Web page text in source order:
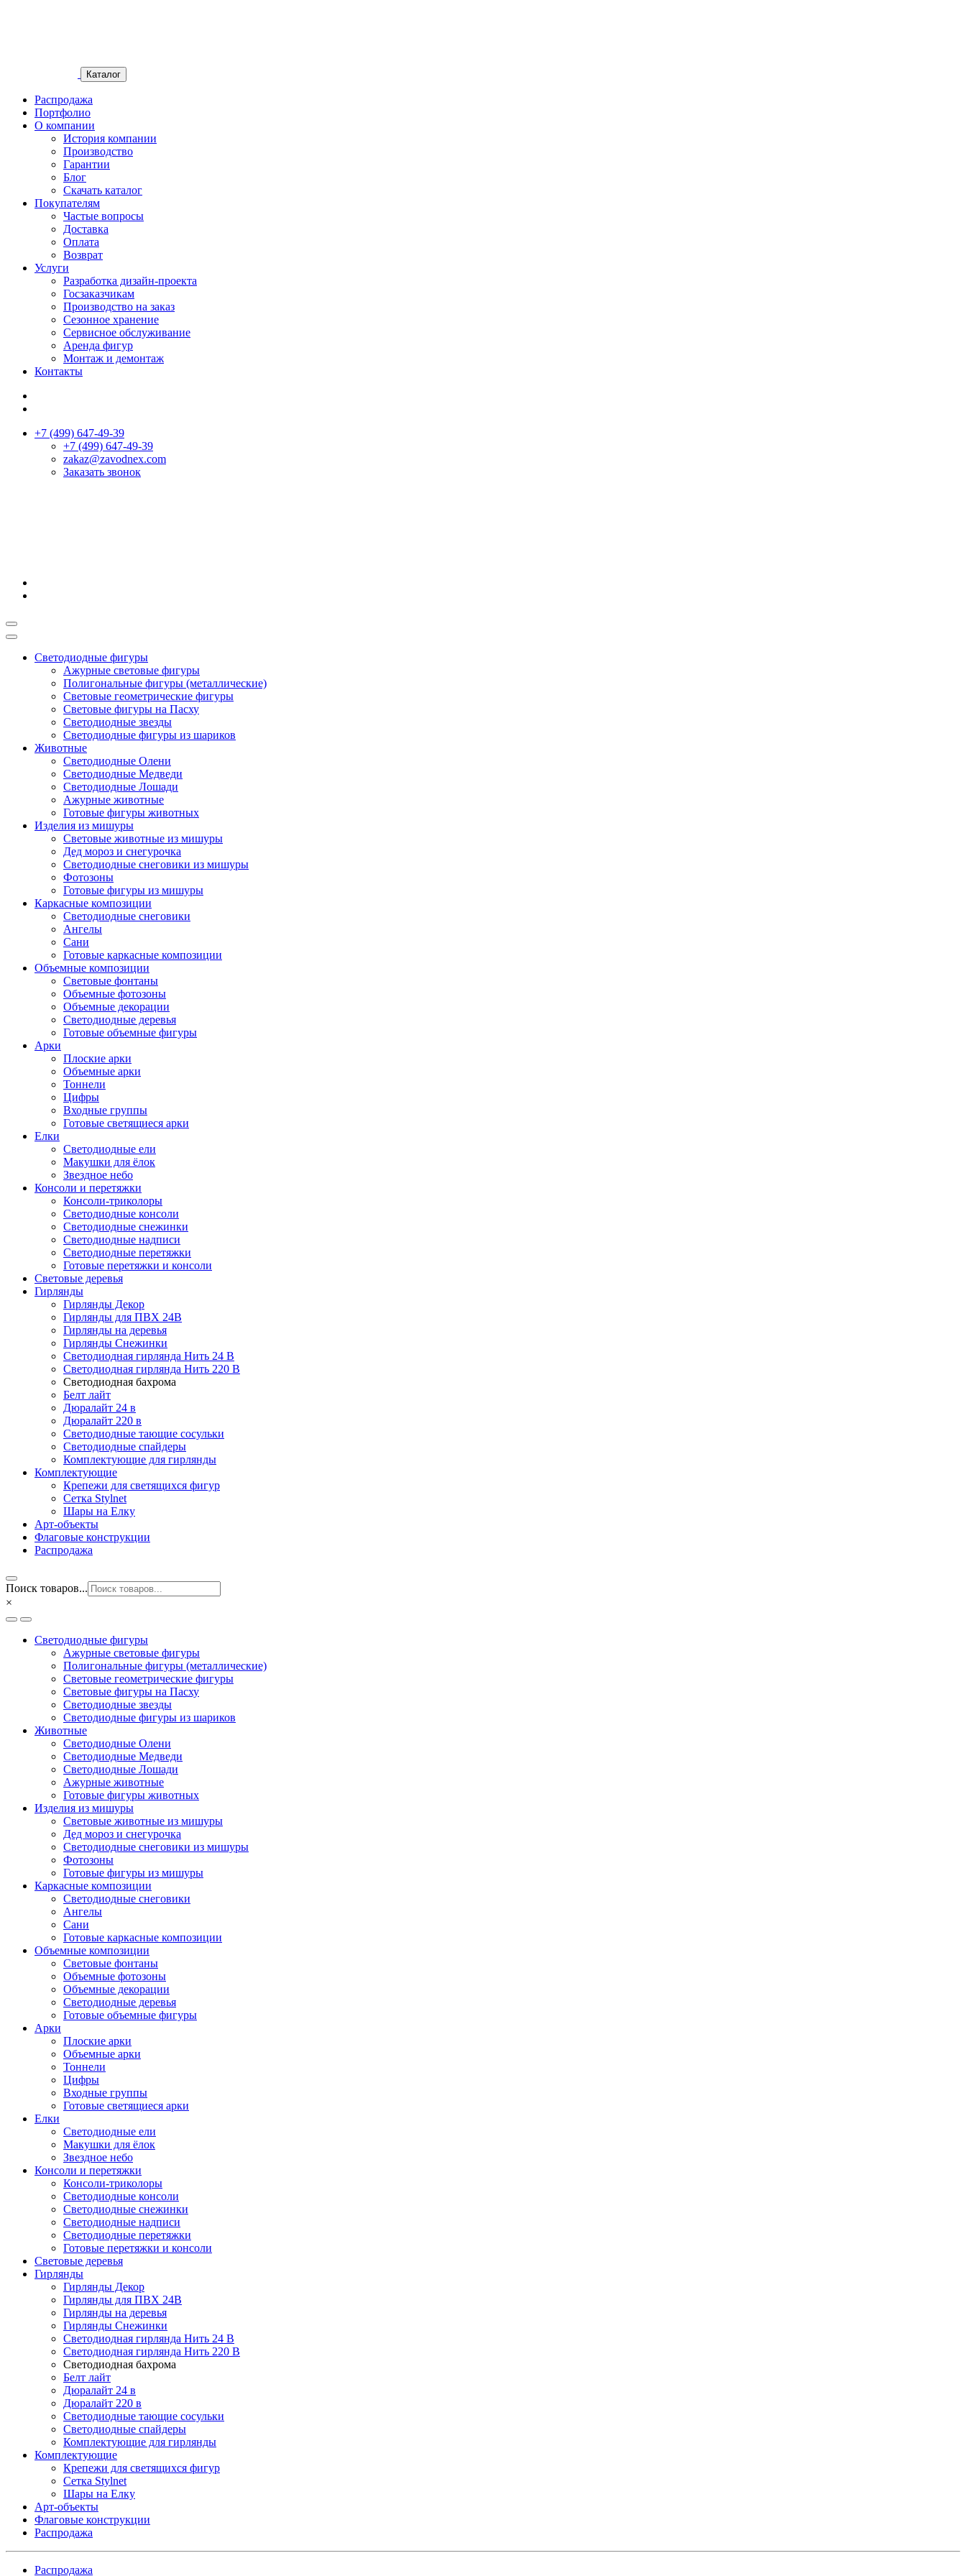
Каталог
Распродажа
Портфолио
О компании
История компании
Производство
Гарантии
Блог
Скачать каталог
Покупателям
Частые вопросы
Доставка
Оплата
Возврат
Услуги
Разработка дизайн-проекта
Госзаказчикам
Производство на заказ
Сезонное хранение
Сервисное обслуживание
Аренда фигур
Монтаж и демонтаж
Контакты
+7 (499) 647-49-39
+7 (499) 647-49-39
zakaz@zavodnex.сom
Заказать звонок
Светодиодные фигуры
Ажурные световые фигуры
Полигональные фигуры (металлические)
Световые геометрические фигуры
Световые фигуры на Пасху
Светодиодные звезды
Светодиодные фигуры из шариков
Животные
Светодиодные Олени
Светодиодные Медведи
Светодиодные Лошади
Ажурные животные
Готовые фигуры животных
Изделия из мишуры
Световые животные из мишуры
Дед мороз и снегурочка
Светодиодные снеговики из мишуры
Фотозоны
Готовые фигуры из мишуры
Каркасные композиции
Светодиодные снеговики
Ангелы
Сани
Готовые каркасные композиции
Объемные композиции
Световые фонтаны
Объемные фотозоны
Объемные декорации
Светодиодные деревья
Готовые объемные фигуры
Арки
Плоские арки
Объемные арки
Тоннели
Цифры
Входные группы
Готовые светящиеся арки
Елки
Светодиодные ели
Макушки для ёлок
Звездное небо
Консоли и перетяжки
Консоли-триколоры
Светодиодные консоли
Светодиодные снежинки
Светодиодные надписи
Светодиодные перетяжки
Готовые перетяжки и консоли
Световые деревья
Гирлянды
Гирлянды Декор
Гирлянды для ПВХ 24В
Гирлянды на деревья
Гирлянды Снежинки
Светодиодная гирлянда Нить 24 В
Светодиодная гирлянда Нить 220 В
Светодиодная бахрома
Белт лайт
Дюралайт 24 в
Дюралайт 220 в
Светодиодные тающие сосульки
Светодиодные спайдеры
Комплектующие для гирлянды
Комплектующие
Крепежи для светящихся фигур
Сетка Stylnet
Шары на Елку
Арт-объекты
Флаговые конструкции
Распродажа
Поиск товаров...
×
Светодиодные фигуры
Ажурные световые фигуры
Полигональные фигуры (металлические)
Световые геометрические фигуры
Световые фигуры на Пасху
Светодиодные звезды
Светодиодные фигуры из шариков
Животные
Светодиодные Олени
Светодиодные Медведи
Светодиодные Лошади
Ажурные животные
Готовые фигуры животных
Изделия из мишуры
Световые животные из мишуры
Дед мороз и снегурочка
Светодиодные снеговики из мишуры
Фотозоны
Готовые фигуры из мишуры
Каркасные композиции
Светодиодные снеговики
Ангелы
Сани
Готовые каркасные композиции
Объемные композиции
Световые фонтаны
Объемные фотозоны
Объемные декорации
Светодиодные деревья
Готовые объемные фигуры
Арки
Плоские арки
Объемные арки
Тоннели
Цифры
Входные группы
Готовые светящиеся арки
Елки
Светодиодные ели
Макушки для ёлок
Звездное небо
Консоли и перетяжки
Консоли-триколоры
Светодиодные консоли
Светодиодные снежинки
Светодиодные надписи
Светодиодные перетяжки
Готовые перетяжки и консоли
Световые деревья
Гирлянды
Гирлянды Декор
Гирлянды для ПВХ 24В
Гирлянды на деревья
Гирлянды Снежинки
Светодиодная гирлянда Нить 24 В
Светодиодная гирлянда Нить 220 В
Светодиодная бахрома
Белт лайт
Дюралайт 24 в
Дюралайт 220 в
Светодиодные тающие сосульки
Светодиодные спайдеры
Комплектующие для гирлянды
Комплектующие
Крепежи для светящихся фигур
Сетка Stylnet
Шары на Елку
Арт-объекты
Флаговые конструкции
Распродажа
Распродажа